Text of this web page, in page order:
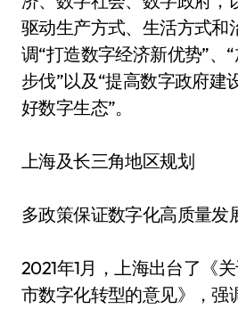
驱动生产方式、生活方式和
调“打造数字经济新优势”、
步伐”以及“提高数字政府建
好数字生态”。
上海及长三角地区规划
多政策保证数字化高质量发
2021年1月，上海出台了《
市数字化转型的意见》，强